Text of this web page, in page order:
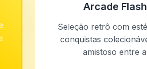
Arcade
Seleção retrô com
conquistas
amistoso entre